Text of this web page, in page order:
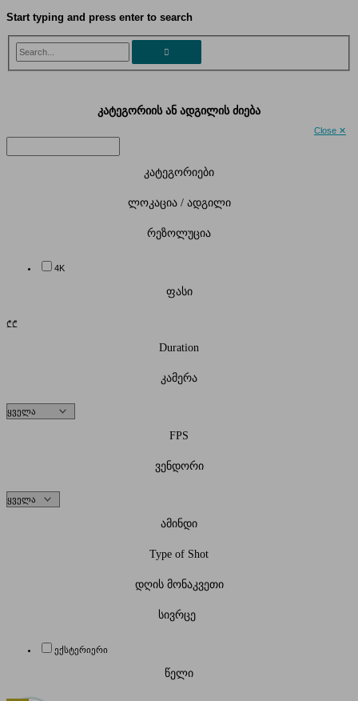
Start typing and press enter to search
Search...
Close ✕
კატეგორიის ან ადგილის ძიება
კატეგორიები
ლოკაცია / ადგილი
რეზოლუცია
4K
ფასი
₾₾
Duration
კამერა
FPS
ვენდორი
ამინდი
Type of Shot
დღის მონაკვეთი
სივრცე
ექსტერიერი
წელი